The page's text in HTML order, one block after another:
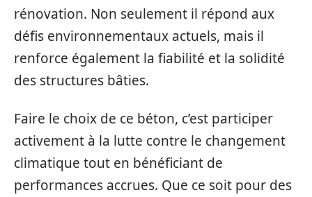
rénovation. Non seulement il répond aux
défis environnementaux actuels, mais il
renforce également la fiabilité et la solidité
des structures bâties.
Faire le choix de ce béton, c’est participer
activement à la lutte contre le changement
climatique tout en bénéficiant de
performances accrues. Que ce soit pour des